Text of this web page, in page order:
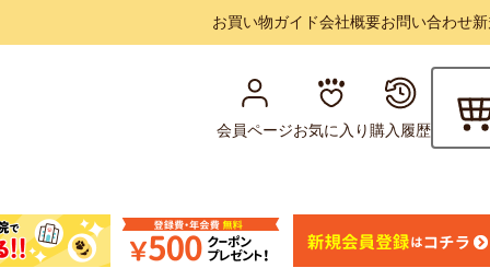
お買い物ガイド会社概要お問い合わせ
会員ページお気に入り購入履歴